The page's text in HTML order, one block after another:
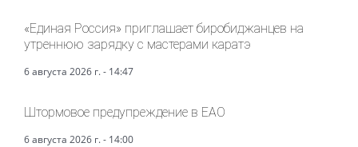
«Единая Россия» приглашает биробиджанцев на
утреннюю зарядку с мастерами каратэ
6 августа 2026 г. - 14:47
Штормовое предупреждение в ЕАО
6 августа 2026 г. - 14:00